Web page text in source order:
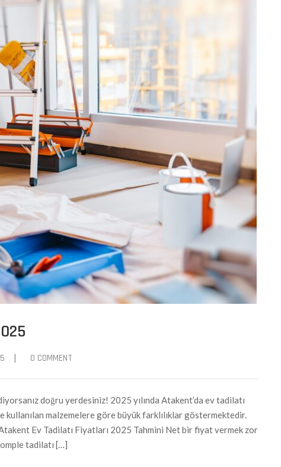
| 0 COMMENT
doğru yerdesiniz! 2025 yılında Atakent’da ev tadilatı
kullanılan malzemelere göre büyük farklılıklar göstermektedir.
Ev Tadilatı Fiyatları 2025 Tahmini Net bir fiyat vermek zor
tadilatı […]